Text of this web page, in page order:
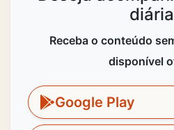
Receba o conteúdo
disponível
Google Play